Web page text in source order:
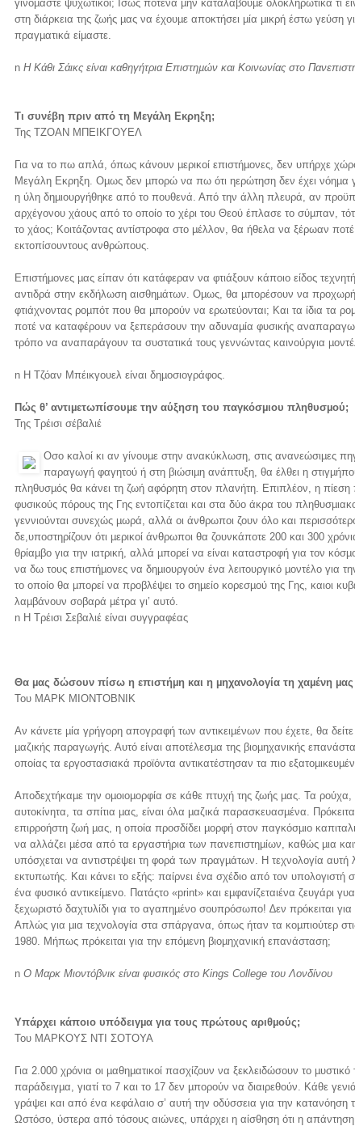
γινόµαστε ψυχωτικοί; Ισως ποτένα µην καταλάβουµε ολοκληρωτικά τι
στη διάρκεια της ζωής µας να έχουµε αποκτήσει µία µικρή έστω γεύση
πραγµατικά είµαστε.
n Η Κάθι Σάικς είναι καθηγήτρια Επιστηµών και Κοινωνίας στο
Τι συνέβη πριν από τη Μεγάλη Εκρηξη;
Της ΤΖΟΑΝ ΜΠΕΙΚΓΟΥΕΛ
Για να το πω απλά, όπως κάνουν µερικοί επιστήµονες, δεν υπήρχε
Μεγάλη Εκρηξη. Οµως δεν µπορώ να πω ότι ηερώτηση δεν έχει νόηµα
η ύλη δηµιουργήθηκε από το πουθενά. Από την άλλη πλευρά, αν
αρχέγονου χάους από το οποίο το χέρι του Θεού έπλασε το σύµπαν,
το χάος; Κοιτάζοντας αντίστροφα στο µέλλον, θα ήθελα να ξέρωαν
εκτοπίσουντους ανθρώπους.
Επιστήµονες µας είπαν ότι κατάφεραν να φτιάξουν κάποιο είδος
αντιδρά στην εκδήλωση αισθηµάτων. Οµως, θα µπορέσουν να
φτιάχνοντας ροµπότ που θα µπορούν να ερωτεύονται; Και τα ίδια τα
ποτέ να καταφέρουν να ξεπεράσουν την αδυναµία φυσικής
τρόπο να αναπαράγουν τα συστατικά τους γεννώντας καινούργια
n Η Τζόαν Μπέικγουελ είναι δηµοσιογράφος.
Πώς θ’ αντιµετωπίσουµε την αύξηση του παγκόσµιου πληθυσµού;
Της Τρέισι σέβαλιέ
Οσο καλοί κι αν γίνουµε στην ανακύκλωση, στις ανανεώσιµες
παραγωγή φαγητού ή στη βιώσιµη ανάπτυξη, θα έλθει η
πληθυσµός θα κάνει τη ζωή αφόρητη στον πλανήτη. Επιπλέον, η πίεση
φυσικούς πόρους της Γης εντοπίζεται και στα δύο άκρα του
γεννιούνται συνεχώς µωρά, αλλά οι άνθρωποι ζουν όλο και
δε,υποστηρίζουν ότι µερικοί άνθρωποι θα ζουνκάποτε 200 και 300
θρίαµβο για την ιατρική, αλλά µπορεί να είναι καταστροφή για τον
να δω τους επιστήµονες να δηµιουργούν ένα λειτουργικό µοντέλο για
το οποίο θα µπορεί να προβλέψει το σηµείο κορεσµού της Γης, καιοι
λαµβάνουν σοβαρά µέτρα γι’ αυτό.
n Η Τρέισι Σεβαλιέ είναι συγγραφέας
Θα µας δώσουν πίσω η επιστήµη και η µηχανολογία τη χαµένη µας
Του ΜΑΡΚ ΜΙΟΝΤΟΒΝΙΚ
Αν κάνετε µία γρήγορη απογραφή των αντικειµένων που έχετε, θα δείτε
µαζικής παραγωγής. Αυτό είναι αποτέλεσµα της βιοµηχανικής
οποίας τα εργοστασιακά προϊόντα αντικατέστησαν τα πιο
Αποδεχτήκαµε την οµοιοµορφία σε κάθε πτυχή της ζωής µας. Τα
αυτοκίνητα, τα σπίτια µας, είναι όλα µαζικά παρασκευασµένα.
επιρροήστη ζωή µας, η οποία προσδίδει µορφή στον παγκόσµιο
να αλλάζει µέσα από τα εργαστήρια των πανεπιστηµίων, καθώς µια
υπόσχεται να αντιστρέψει τη φορά των πραγµάτων. Η τεχνολογία αυτή
εκτυπωτής. Και κάνει το εξής: παίρνει ένα σχέδιο από τον υπολογιστή
ένα φυσικό αντικείµενο. Πατάςτο «print» και εµφανίζεταιένα ζευγάρι
ξεχωριστό δαχτυλίδι για το αγαπηµένο σουπρόσωπο! ∆εν πρόκειται για
Απλώς για µια τεχνολογία στα σπάργανα, όπως ήταν τα κοµπιούτερ
1980. Μήπως πρόκειται για την επόµενη βιοµηχανική επανάσταση;
n Ο Μαρκ Μιοντόβνικ είναι φυσικός στο Kings College του Λονδίνου
Υπάρχει κάποιο υπόδειγµα για τους πρώτους αριθµούς;
Του ΜΑΡΚΟΥΣ ΝΤΙ ΣΟΤΟΥΑ
Για 2.000 χρόνια οι µαθηµατικοί πασχίζουν να ξεκλειδώσουν το
παράδειγµα, γιατί το 7 και το 17 δεν µπορούν να διαιρεθούν. Κάθε
γράψει και από ένα κεφάλαιο σ’ αυτή την οδύσσεια για την κατανόηση
Ωστόσο, ύστερα από τόσους αιώνες, υπάρχει η αίσθηση ότι η